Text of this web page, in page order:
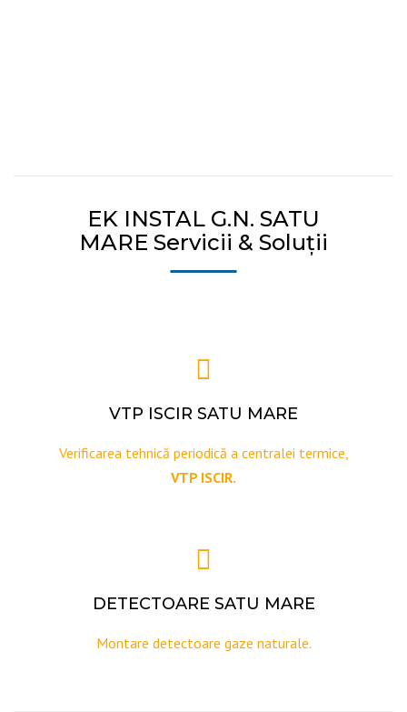
EK INSTAL G.N. SATU
MARE Servicii & Soluții
VTP ISCIR SATU MARE
Verificarea tehnică periodică a centralei termice,
VTP ISCIR.
DETECTOARE SATU MARE
Montare detectoare gaze naturale.